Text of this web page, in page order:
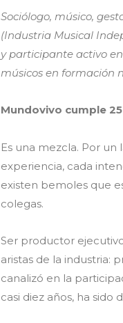
Sociólogo, músico,
(Industria Musical
y participante activo
músicos en formación
Mundovivo cumple
Es una mezcla. Por
experiencia, cada
existen bemoles que
colegas.
Ser productor
aristas de la industria:
canalizó en la
casi diez años, ha sido